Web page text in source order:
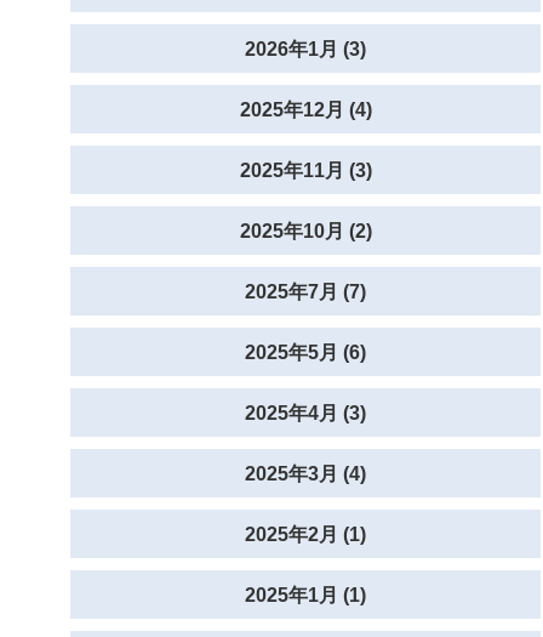
2026年1月 (3)
2025年12月 (4)
2025年11月 (3)
2025年10月 (2)
2025年7月 (7)
2025年5月 (6)
2025年4月 (3)
2025年3月 (4)
2025年2月 (1)
2025年1月 (1)